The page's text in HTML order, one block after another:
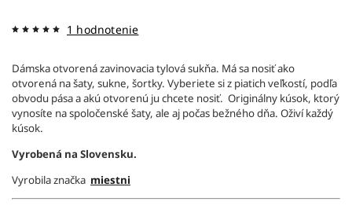
1 hodnotenie
Dámska otvorená zavinovacia tylová sukňa. Má sa nosiť ako
otvorená na šaty, sukne, šortky. Vyberiete si z piatich veľkostí, podľa
obvodu pása a akú otvorenú ju chcete nosiť. Originálny kúsok, ktorý
vynosíte na spoločenské šaty, ale aj počas bežného dňa. Oživí každý
kúsok.
Vyrobená na Slovensku.
Vyrobila značka miestni